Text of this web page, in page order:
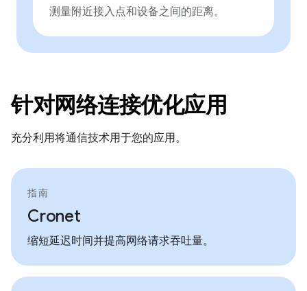
测量附近接入点和设备之间的距离。
针对网络连接优化应用
充分利用将通信技术用于您的应用。
指南
Cronet
缩短延迟时间并提高网络请求吞吐量。